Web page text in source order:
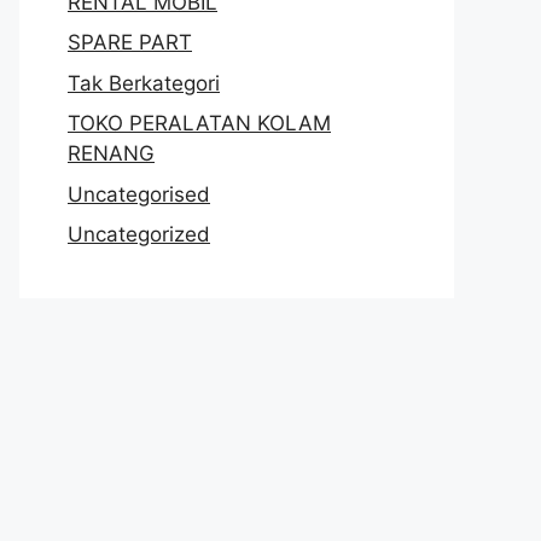
SPARE PART
Tak Berkategori
TOKO PERALATAN KOLAM
RENANG
Uncategorised
Uncategorized